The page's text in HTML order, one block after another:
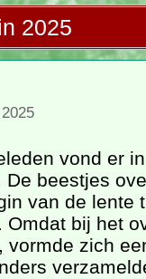
2025
vond er
De beestjes
van de lente
Omdat bij het
vormde zich